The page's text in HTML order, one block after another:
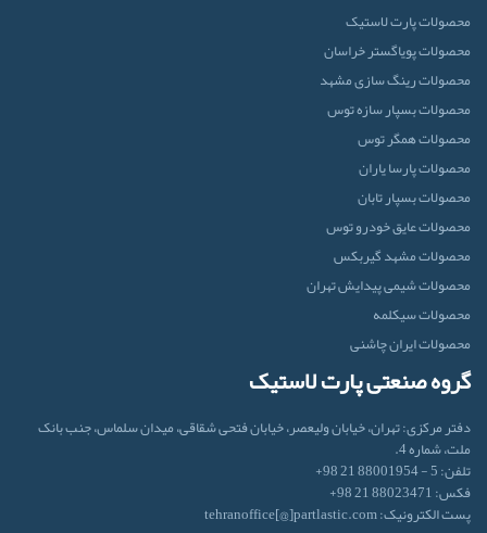
محصولات پارت لاستیک
محصولات پویاگستر خراسان
محصولات رینگ سازی مشهد
محصولات بسپار سازه توس
محصولات همگر توس
محصولات پارسا یاران
محصولات بسپار تابان
محصولات عایق خودرو توس
محصولات مشهد گیربکس
محصولات شیمی پیدایش تهران
محصولات سیکلمه
محصولات ایران‌ چاشنی
گروه صنعتی پارت لاستیک
دفتر مرکزی: تهران، خیابان ولیعصر، خیابان فتحی شقاقی، میدان سلماس، جنب بانک
ملت، شماره 4.
تلفن: 5 - 88001954 21 98+
فکس: 88023471 21 98+
پست الکترونیک: tehranoffice[@]partlastic.com